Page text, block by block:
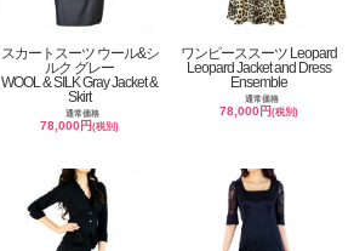
スカートスーツ ウール&シ
ルク グレー
WOOL & SILK Gray Jacket &
Skirt
通常価格
78,000円(税別)
ワンピーススーツ Leopard
Leopard Jacket and Dress
Ensemble
通常価格
78,000円(税別)